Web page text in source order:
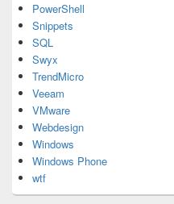
PowerShell
Snippets
SQL
Swyx
TrendMicro
Veeam
VMware
Webdesign
Windows
Windows Phone
wtf